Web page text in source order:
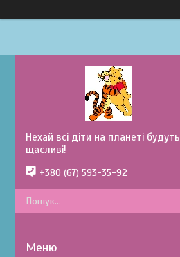
Нехай всі діти на планеті будуть
щасливі!
+380 (67) 593-35-92